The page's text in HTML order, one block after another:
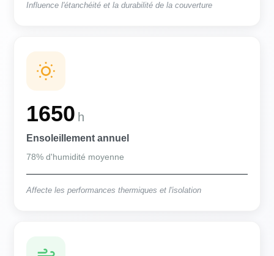
Influence l'étanchéité et la durabilité de la couverture
1650 h
Ensoleillement annuel
78% d'humidité moyenne
Affecte les performances thermiques et l'isolation